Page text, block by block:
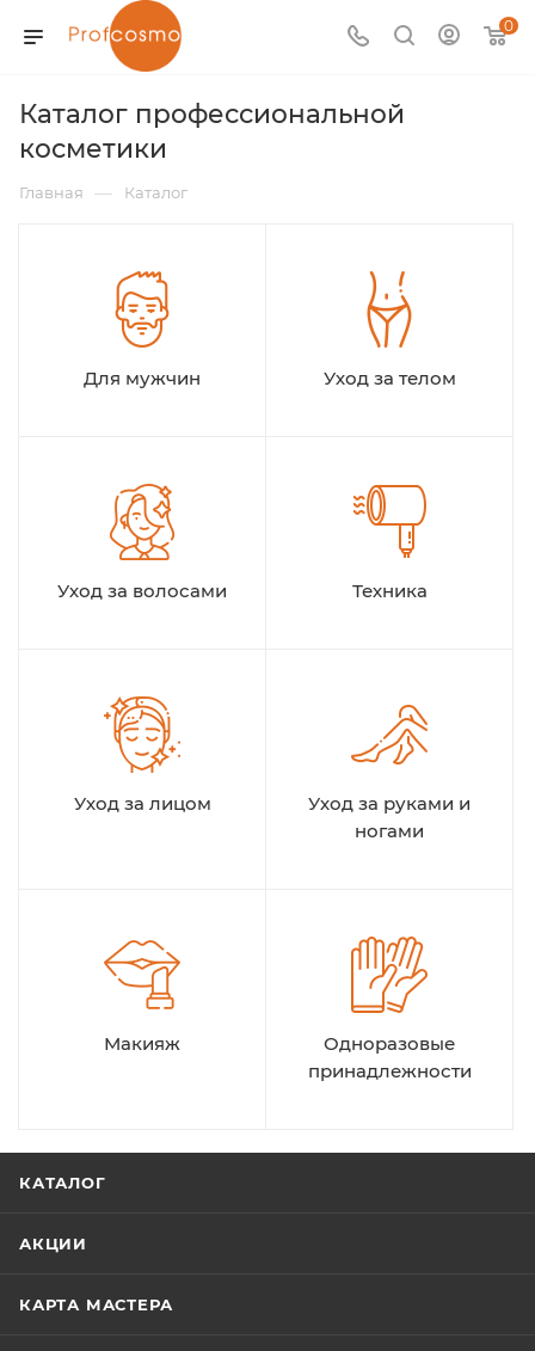
0
Каталог профессиональной
косметики
Главная — Каталог
Для мужчин Уход за телом
Уход за волосами Техника
Уход за лицом
Уход за руками и
ногами
Макияж
Одноразовые
принадлежности
КАТАЛОГ
АКЦИИ
КАРТА МАСТЕРА